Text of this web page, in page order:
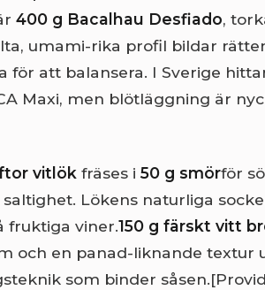
400 g Bacalhau Desfiado,
umami-rika profil bildar
för att balansera. I Sverige
Maxi, men blötläggning är
vitlök fräses i 50 g smörför
Lökens naturliga
fruktiga viner.150 g färskt vitt
och en panad-liknande textur
som binder såsen.